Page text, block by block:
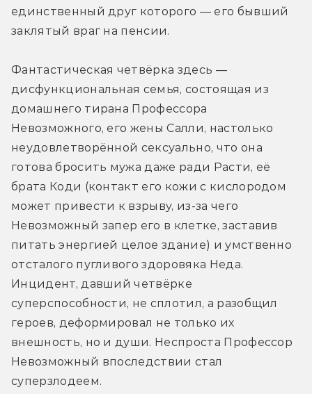
единственный друг которого — его бывший
заклятый враг на пенсии.
Фантастическая четвёрка здесь —
дисфункциональная семья, состоящая из
домашнего тирана Профессора
Невозможного, его жены Салли, настолько
неудовлетворённой сексуально, что она
готова бросить мужа даже ради Расти, её
брата Коди (контакт его кожи с кислородом
может привести к взрыву, из-за чего
Невозможный запер его в клетке, заставив
питать энергией целое здание) и умственно
отсталого пугливого здоровяка Неда.
Инцидент, давший четвёрке
суперспособности, не сплотил, а разобщил
героев, деформировал не только их
внешность, но и души. Неспроста Профессор
Невозможный впоследствии стал
суперзлодеем.